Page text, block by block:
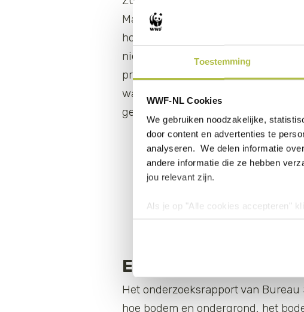
Toestemming
WWF-NL Cookies
We gebruiken noodzakelijke,
door content en advertenties te
analyseren. We delen informatie
andere informatie die ze hebben
jou relevant zijn.
Als je op "Alle cookies accepteren"
cookies wilt toestaan, maak dan
Maar als het stevig regent kan de
hoeveelheden regenwater te
niets anders kan dan kolkend door
probleem verder verergerd: door
water verdwenen. Dat geldt ook
gedraineerd. Het dichtbevolkte dal
Eerste uitgebreide
Het onderzoeksrapport van
hoe bodem en ondergrond, het